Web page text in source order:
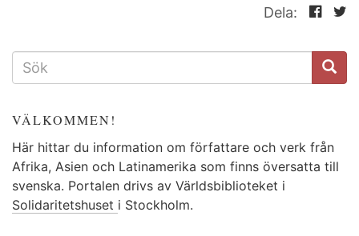
Dela:
SÖKFORMULÄR
VÄLKOMMEN!
Här hittar du information om författare och verk från
Afrika, Asien och Latinamerika som finns översatta till
svenska. Portalen drivs av Världsbiblioteket i
Solidaritetshuset i Stockholm.